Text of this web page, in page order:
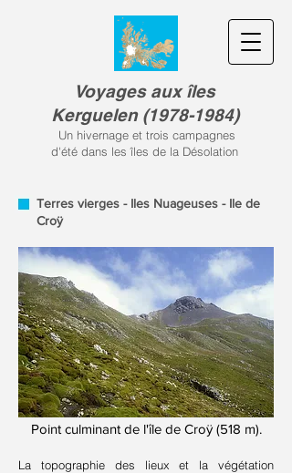
Voyages aux îles
Kerguelen (1978-1984)
Un hivernage et trois campagnes
d'été dans les îles de la Désolation
Terres vierges - Iles Nuageuses - Ile de
Croÿ
Point culminant de l'île de Croÿ (518 m).
La topographie des lieux et la végétation